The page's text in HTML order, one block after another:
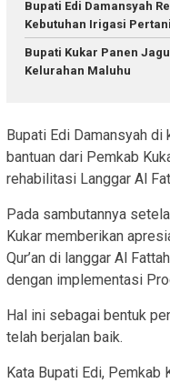
Bupati Edi Damansyah
Kebutuhan Irigasi
Bupati Kukar Panen
Kelurahan Maluhu
Bupati Edi Damansyah
bantuan dari Pemkab
rehabilitasi Langgar Al
Pada sambutannya
Kukar memberikan
Qur’an di langgar Al
dengan implementasi
Hal ini sebagai bentuk
telah berjalan baik.
Kata Bupati Edi,